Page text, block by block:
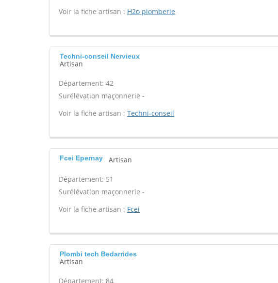
Voir la fiche artisan : H2o plomberie
Techni-conseil Nervieux
Artisan
Département: 42
Surélévation maçonnerie -
Voir la fiche artisan : Techni-conseil
Fcei Epernay Artisan
Département: 51
Surélévation maçonnerie -
Voir la fiche artisan : Fcei
Plombi tech Bedarrides
Artisan
Département: 84